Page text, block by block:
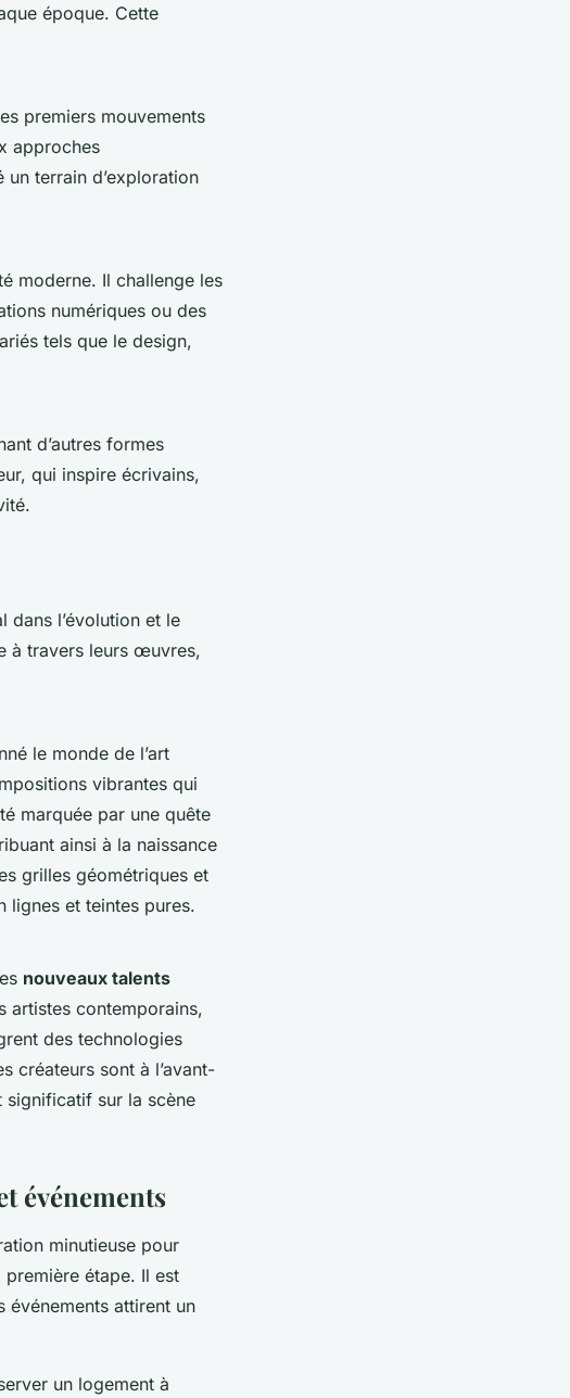
époque. Cette
premiers mouvements
approches
terrain d’exploration
moderne. Il challenge les
numériques ou des
tels que le design,
d’autres formes
qui inspire écrivains,
dans l’évolution et le
à travers leurs œuvres,
le monde de l’art
vibrantes qui
marquée par une quête
ainsi à la naissance
grilles géométriques et
lignes et teintes pures.
nouveaux talents
artistes contemporains,
des technologies
créateurs sont à l’avant-
significatif sur la scène
événements
minutieuse pour
première étape. Il est
événements attirent un
un logement à